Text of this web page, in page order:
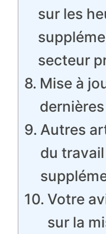
sur les
secteur
Mise à
Autres
du
Votre
sur la